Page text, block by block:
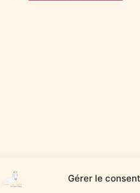
Gérer le